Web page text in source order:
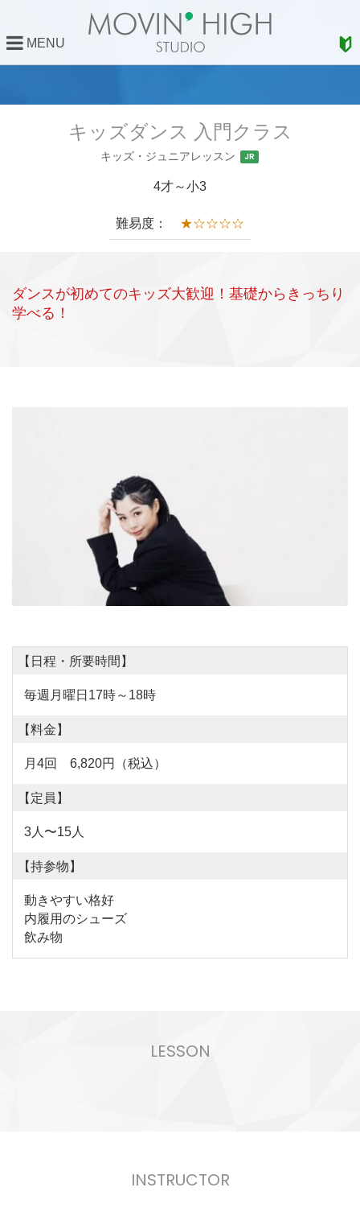
MENU
キッズダンス 入門クラス
キッズ・ジュニアレッスン JR
4才～小3
難易度： ★☆☆☆☆
ダンスが初めてのキッズ大歓迎！基礎からきっちり
学べる！
【日程・所要時間】
毎週月曜日17時～18時
【料金】
月4回 6,820円（税込）
【定員】
3人〜15人
【持参物】
動きやすい格好
内履用のシューズ
飲み物
LESSON
INSTRUCTOR